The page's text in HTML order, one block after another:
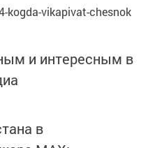
vikapivat-chesnok
и интересным в
в